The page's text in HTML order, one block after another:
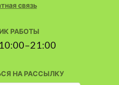
НА РАССЫЛКУ
связь
РАБОТЫ